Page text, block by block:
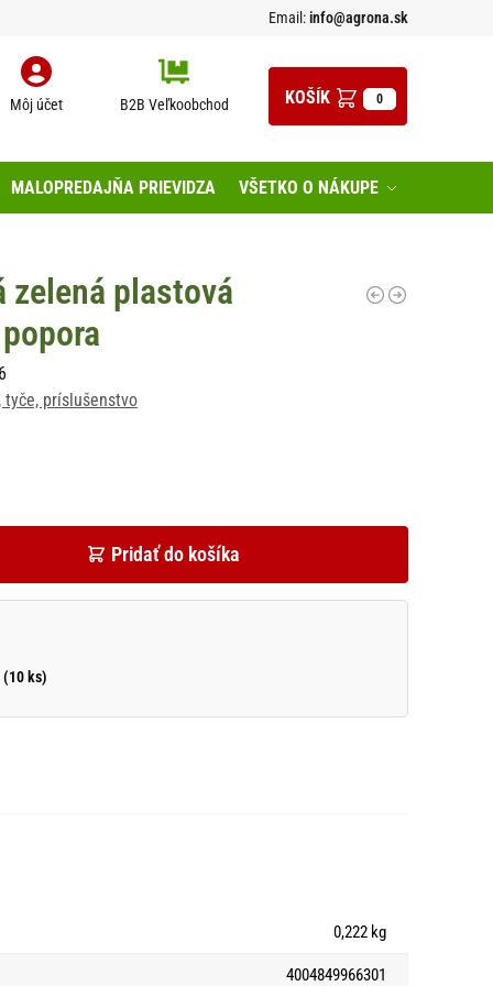
Email:info@agrona.sk
Môj účet B2B Veľkoobchod 0
MALOPREDAJŇA PRIEVIDZA VŠETKO O NÁKUPE
zelená plastová
tyče, príslušenstvo
Pridať do košíka
(10 ks)
0,222 kg
4004849966301